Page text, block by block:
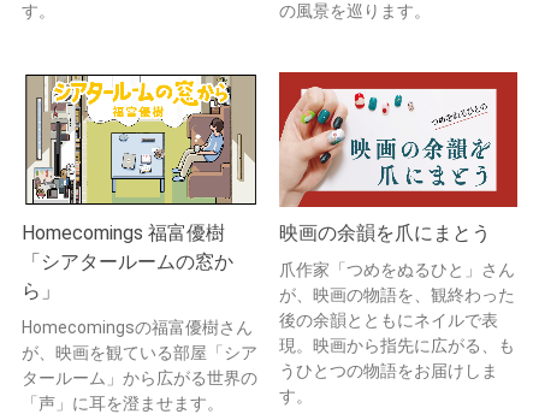
す。
の風景を巡ります。
Homecomings 福富優樹
「シアタールームの窓か
ら」
Homecomingsの福富優樹さん
が、映画を観ている部屋「シア
タールーム」から広がる世界の
「声」に耳を澄ませます。
映画の余韻を爪にまとう
爪作家「つめをぬるひと」さん
が、映画の物語を、観終わった
後の余韻とともにネイルで表
現。映画から指先に広がる、も
うひとつの物語をお届けしま
す。